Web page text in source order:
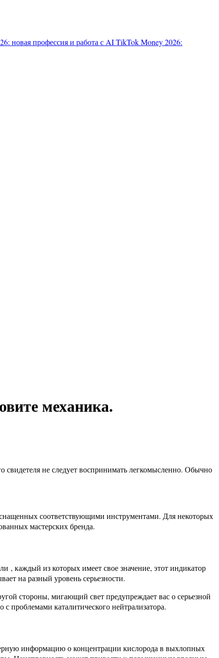
новая профессия и работа с AITikTok Money 2026:
механика.
не следует воспринимать легкомысленно. Обычно
соответствующими инструментами. Для некоторых
мастерских бренда.
, каждый из которых имеет свое значение, этот индикатор
на разный уровень серьезности.
стороны, мигающий свет предупреждает вас о серьезной
проблемами каталитического нейтрализатора.
информацию о концентрации кислорода в выхлопных